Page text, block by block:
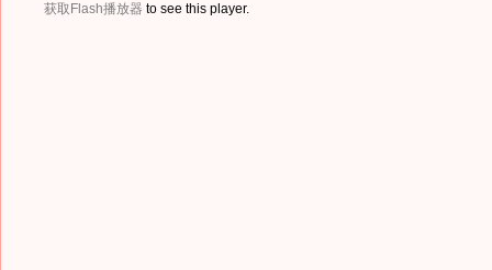
获取Flash播放器 to see this player.